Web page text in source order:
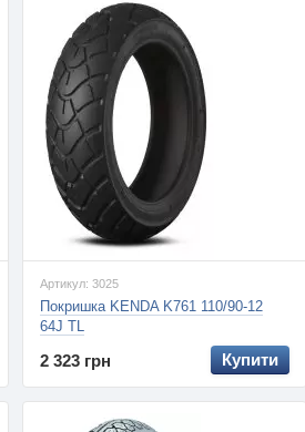
Артикул: 3025
Покришка KENDA K761 110/90-12
64J TL
2 323 грн Купити